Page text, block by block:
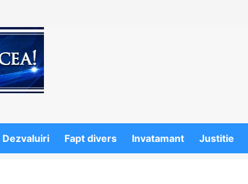
Dezvaluiri Fapt divers Invatamant Justitie